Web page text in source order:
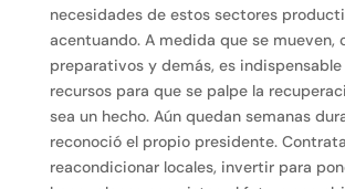
necesidades de estos sectores
acentuando. A medida que se mueven,
preparativos y demás, es
recursos para que se palpe la
sea un hecho. Aún quedan semanas
reconoció el propio presidente.
reacondicionar locales, invertir para